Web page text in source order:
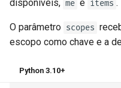
disponíveis, me e items .
O parâmetro scopes
escopo como chave e a
Python 3.10+